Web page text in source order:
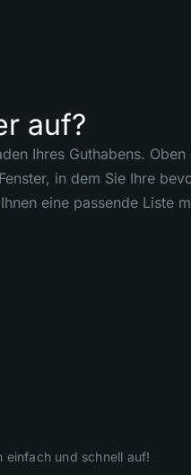
auf?
Ihres Guthabens.
in dem Sie Ihre
eine passende Liste
einfach und schnell auf!